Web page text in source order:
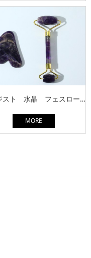
アメジスト 水晶 フェスローラー
MORE